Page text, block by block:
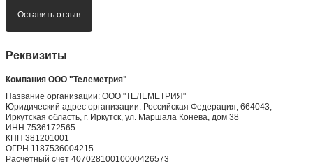
Оставить отзыв
Реквизиты
Компания ООО "Телеметрия"
Название организации: ООО "ТЕЛЕМЕТРИЯ"
Юридический адрес организации: Российская Федерация, 664043,
Иркутская область, г. Иркутск, ул. Маршала Конева, дом 38
ИНН 7536172565
КПП 381201001
ОГРН 1187536004215
Расчетный счет 40702810010000426573